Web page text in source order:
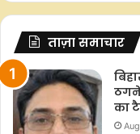
ताज़ा समाचार
ठगने
का